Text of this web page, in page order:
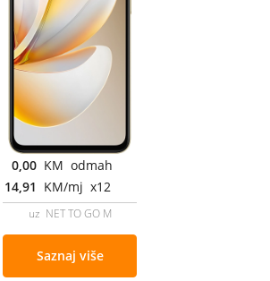
0,00 KM odmah
14,91 KM/mj x12
uz NET TO GO M
Saznaj više